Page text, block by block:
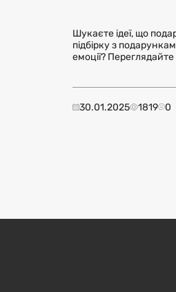
Шукаєте ідеї, що
підбірку з
емоції?
30.01.2025 1819 0